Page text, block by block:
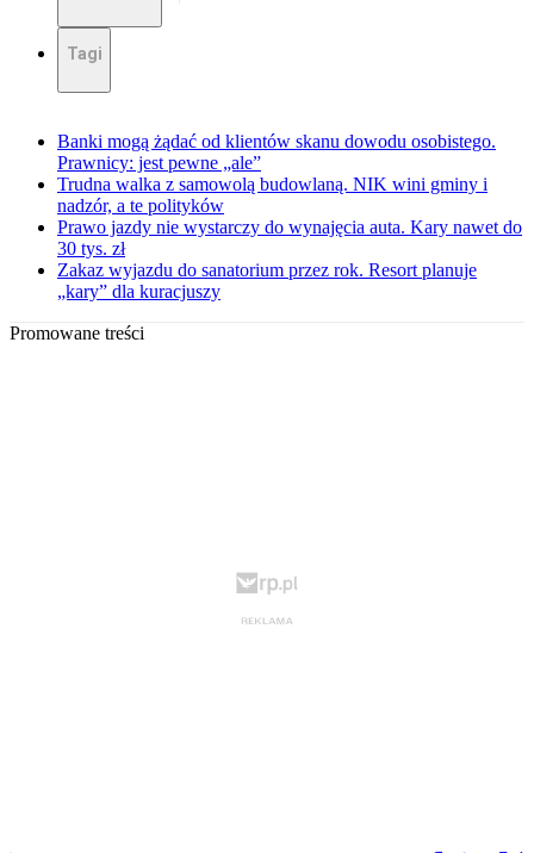
Tagi
Banki mogą żądać od klientów skanu dowodu osobistego.
Prawnicy: jest pewne „ale”
Trudna walka z samowolą budowlaną. NIK wini gminy i
nadzór, a te polityków
Prawo jazdy nie wystarczy do wynajęcia auta. Kary nawet do
30 tys. zł
Zakaz wyjazdu do sanatorium przez rok. Resort planuje
„kary” dla kuracjuszy
Promowane treści